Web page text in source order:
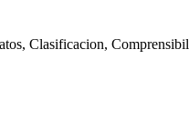
Clasificacion,